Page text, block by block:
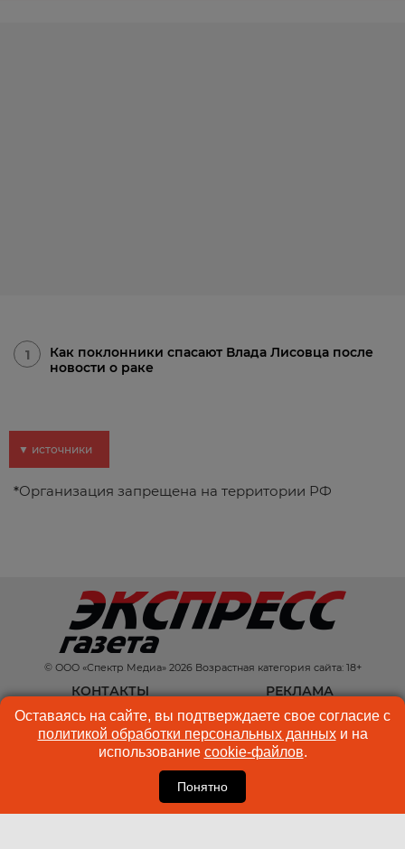
1
Как поклонники спасают Влада Лисовца после
новости о раке
▼ источники
*Организация запрещена на территории РФ
© ООО «Спектр Медиа» 2026 Возрастная категория сайта: 18+
КОНТАКТЫ
РЕКЛАМА
КУКИ-ФАЙЛЫ
ПОЛЬЗОВАТЕЛЬСКОЕ
СОГЛАШЕНИЕ
Оставаясь на сайте, вы подтверждаете свое согласие с
политикой обработки персональных данныхи на
использование cookie-файлов.
Понятно